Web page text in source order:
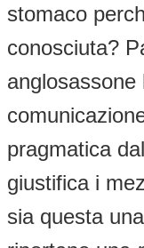
stomaco
conosciuta?
anglosassone
pragmatica
giustifica i
sia questa